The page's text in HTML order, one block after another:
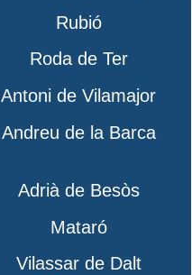
Rubió
Roda de Ter
Antoni de Vilamajor
Andreu de la Barca
Adrià de Besòs
Mataró
Vilassar de Dalt